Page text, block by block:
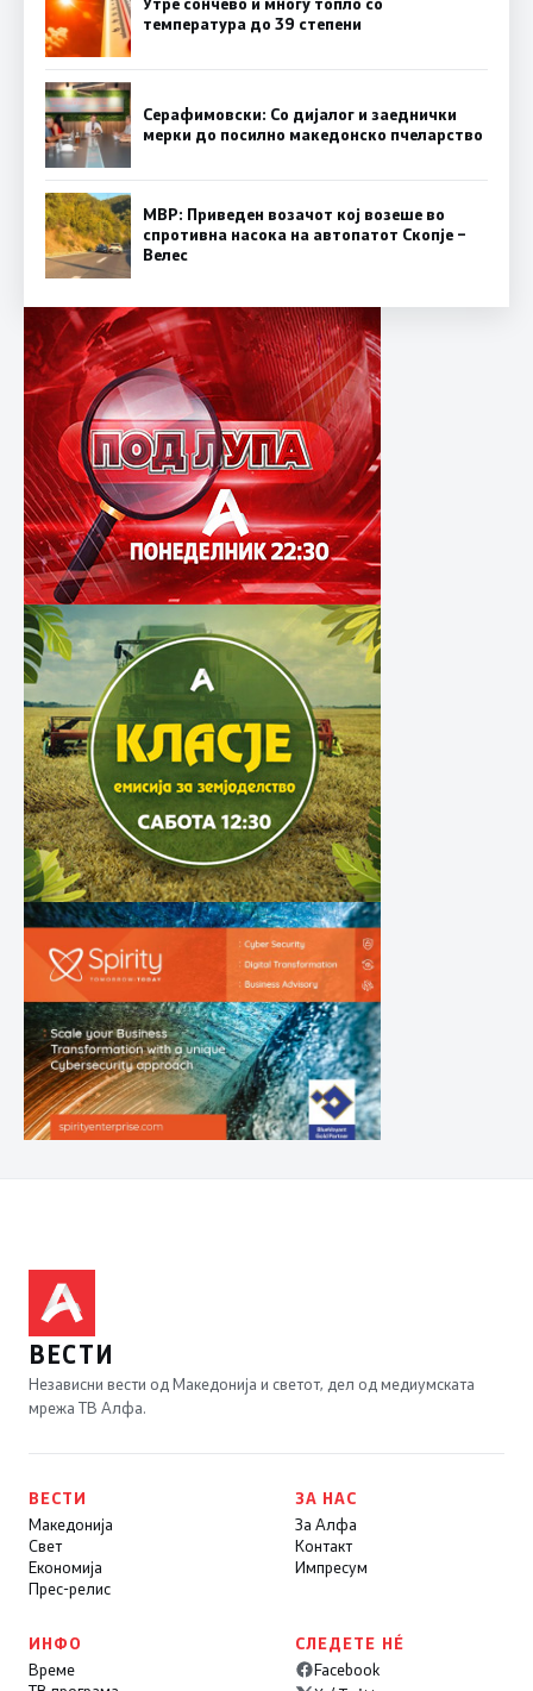
температура до 39 степени
Серафимовски: Со дијалог и заеднички
мерки до посилно македонско пчеларство
МВР: Приведен возачот кој возеше во
спротивна насока на автопатот Скопје –
Велес
ВЕСТИ
Независни вести од Македонија и светот, дел од медиумската
мрежа ТВ Алфа.
ВЕСТИ
Македонија
Свет
Економија
Прес-релис
ЗА НАС
За Алфа
Контакт
Импресум
ИНФО
Време
СЛЕДЕТЕ НÉ
Facebook